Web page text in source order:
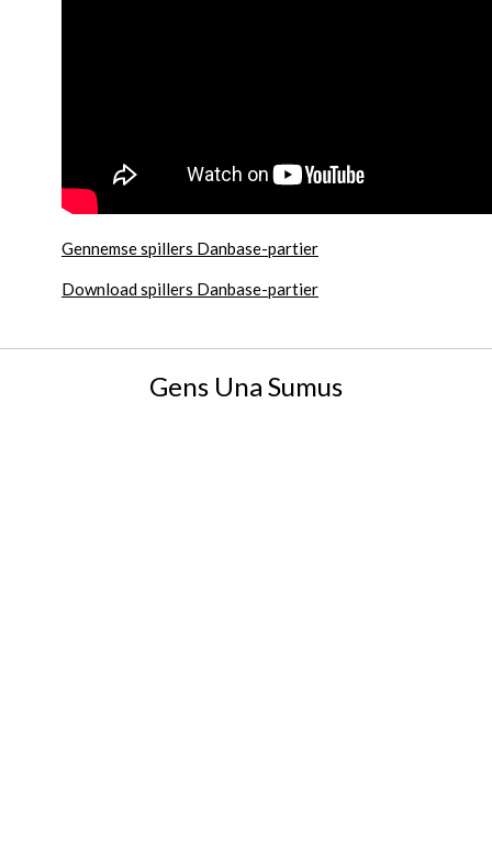
Gennemse spillers Danbase-partier
Download spillers Danbase-partier
Gens Una Sumus